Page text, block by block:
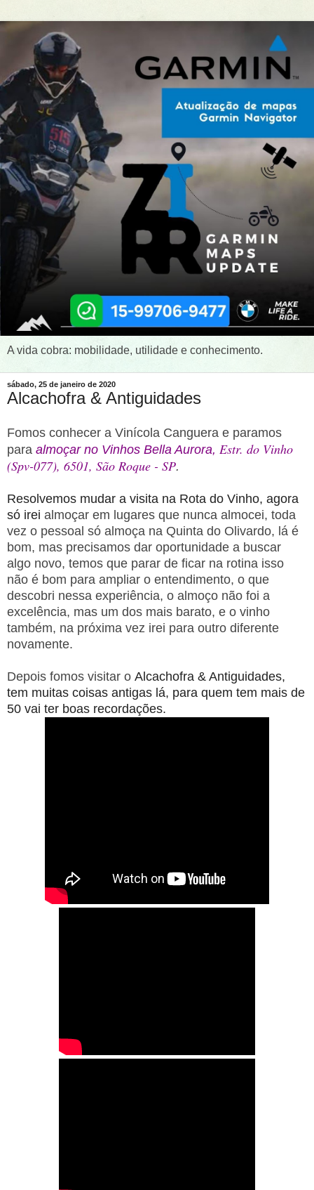
A vida cobra: mobilidade, utilidade e conhecimento.
sábado, 25 de janeiro de 2020
Alcachofra & Antiguidades
Fomos conhecer a Vinícola Canguera e paramos
para almoçar no Vinhos Bella Aurora, Estr. do Vinho
(Spv-077), 6501, São Roque - SP.
Resolvemos mudar a visita na Rota do Vinho, agora
só irei almoçar em lugares que nunca almocei, toda
vez o pessoal só almoça na Quinta do Olivardo, lá é
bom, mas precisamos dar oportunidade a buscar
algo novo, temos que parar de ficar na rotina isso
não é bom para ampliar o entendimento, o que
descobri nessa experiência, o almoço não foi a
excelência, mas um dos mais barato, e o vinho
também, na próxima vez irei para outro diferente
novamente.
Depois fomos visitar o Alcachofra & Antiguidades,
tem muitas coisas antigas lá, para quem tem mais de
50 vai ter boas recordações.